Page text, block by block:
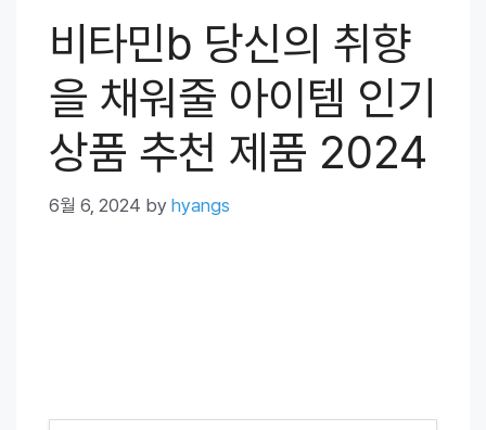
비타민b 당신의 취향
을 채워줄 아이템 인기
상품 추천 제품 2024
6월 6, 2024 by hyangs